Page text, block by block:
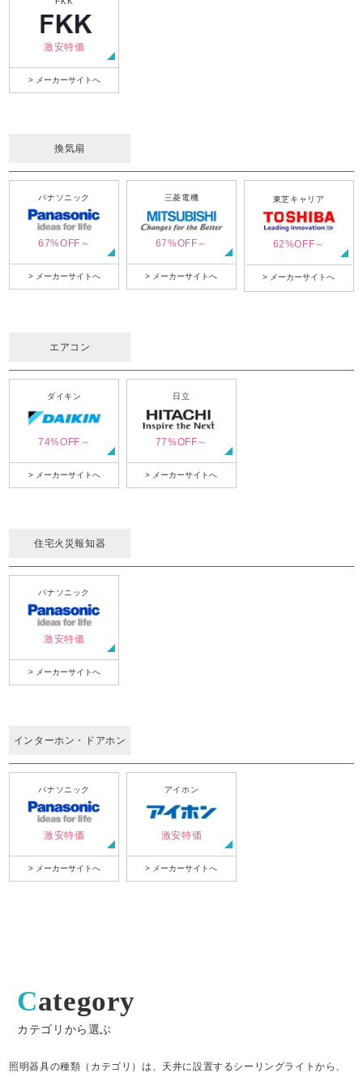
激安特価
> メーカーサイトへ
換気扇
パナソニック
67%OFF～
> メーカーサイトへ
三菱電機
67%OFF～
> メーカーサイトへ
東芝キャリア
62%OFF～
> メーカーサイトへ
エアコン
ダイキン
74%OFF～
> メーカーサイトへ
日立
77%OFF～
> メーカーサイトへ
住宅火災報知器
パナソニック
激安特価
> メーカーサイトへ
インターホン・ドアホン
パナソニック
激安特価
> メーカーサイトへ
アイホン
激安特価
> メーカーサイトへ
Category
カテゴリから選ぶ
照明器具の種類（カテゴリ）は、天井に設置するシーリングライトから、